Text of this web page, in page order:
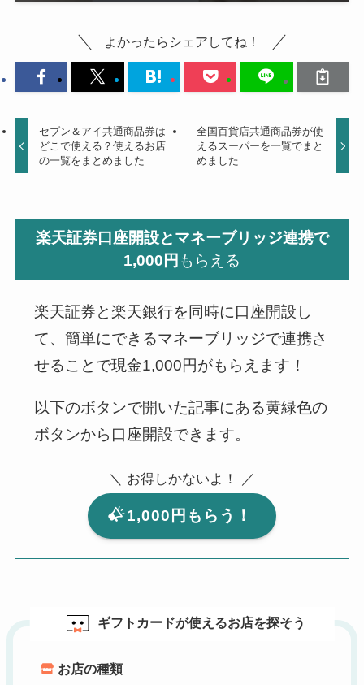
よかったらシェアしてね！
セブン＆アイ共通商品券は
どこで使える？使えるお店
の一覧をまとめました
全国百貨店共通商品券が使
えるスーパーを一覧でまと
めました
楽天証券口座開設とマネーブリッジ連携で
1,000円 もらえる
楽天証券と楽天銀行を同時に口座開設し
て、簡単にできるマネーブリッジで連携さ
せることで現金1,000円がもらえます！
以下のボタンで開いた記事にある黄緑色の
ボタンから口座開設できます。
＼ お得しかないよ！ ／
1,000円もらう！
ギフトカードが使えるお店を探そう
お店の種類